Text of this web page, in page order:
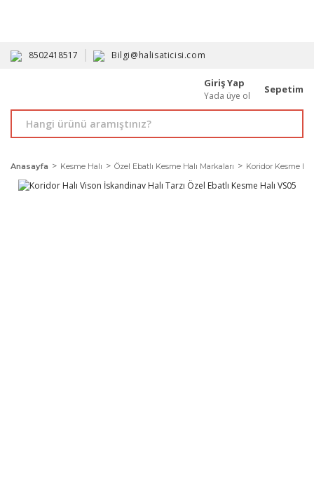
8502418517 Bilgi@halisaticisi.com
Giriş Yap
Yada üye ol
Sepetim
Anasayfa Kesme Halı Özel Ebatlı Kesme Halı Markaları Koridor Kesme